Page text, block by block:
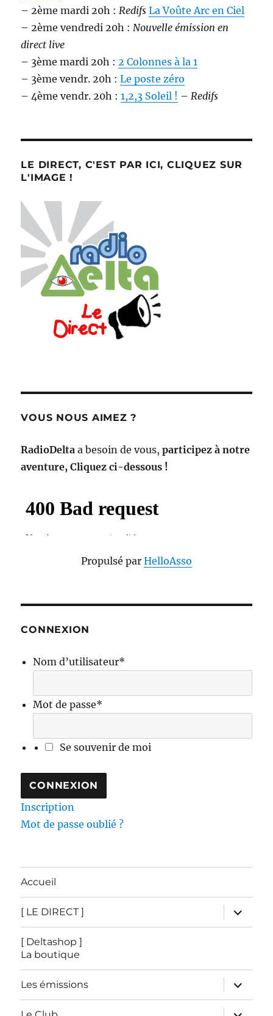
– 2ème mardi 20h : Redifs La Voûte Arc en Ciel
– 2ème vendredi 20h : Nouvelle émission en
direct live
– 3ème mardi 20h : 2 Colonnes à la 1
– 3ème vendr. 20h :Le poste zéro
– 4ème vendr. 20h :1,2,3 Soleil ! – Redifs
LE DIRECT, C'EST PAR ICI, CLIQUEZ SUR
L'IMAGE !
VOUS NOUS AIMEZ ?
RadioDelta a besoin de vous,participez à notre
aventure, Cliquez ci-dessous !
Propulsé par HelloAsso
CONNEXION
Nom d’utilisateur*
Mot de passe*
Se souvenir de moi
Inscription
Mot de passe oublié ?
Accueil
[ LE DIRECT ]
ouvrir
le
sous-
[ Deltashop ]
La boutique
Les émissions
ouvrir
le
sous-
menu
ouvrir